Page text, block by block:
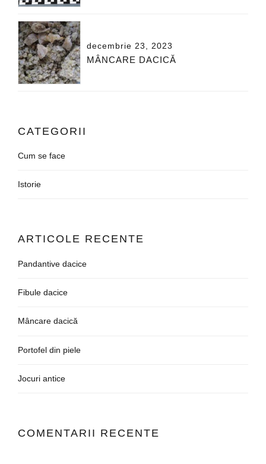
decembrie 23, 2023
MÂNCARE DACICĂ
CATEGORII
Cum se face
Istorie
ARTICOLE RECENTE
Pandantive dacice
Fibule dacice
Mâncare dacică
Portofel din piele
Jocuri antice
COMENTARII RECENTE